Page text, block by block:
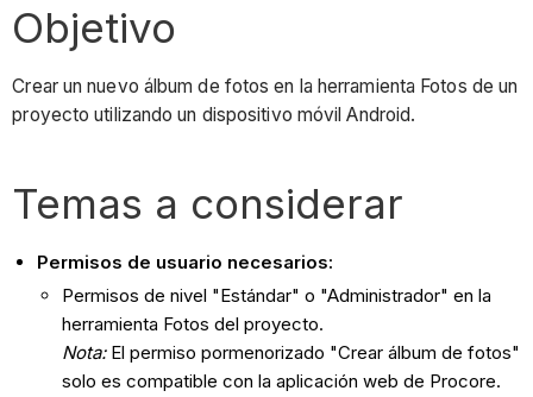
Objetivo
Crear un nuevo álbum de fotos en la herramienta Fotos de un
proyecto utilizando un dispositivo móvil Android.
Temas a considerar
Permisos de usuario necesarios:
Permisos de nivel "Estándar" o "Administrador" en la
herramienta Fotos del proyecto.
Nota:El permiso pormenorizado "Crear álbum de fotos"
solo es compatible con la aplicación web de Procore.